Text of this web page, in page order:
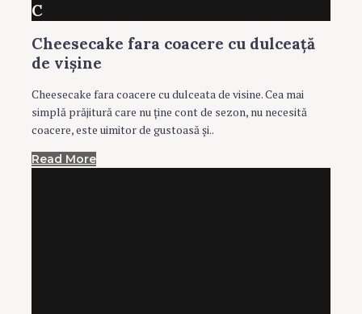
C
Cheesecake fara coacere cu dulceaţă
de vişine
Cheesecake fara coacere cu dulceata de visine. Cea mai
simplă prăjitură care nu ţine cont de sezon, nu necesită
coacere, este uimitor de gustoasă şi..
Read More